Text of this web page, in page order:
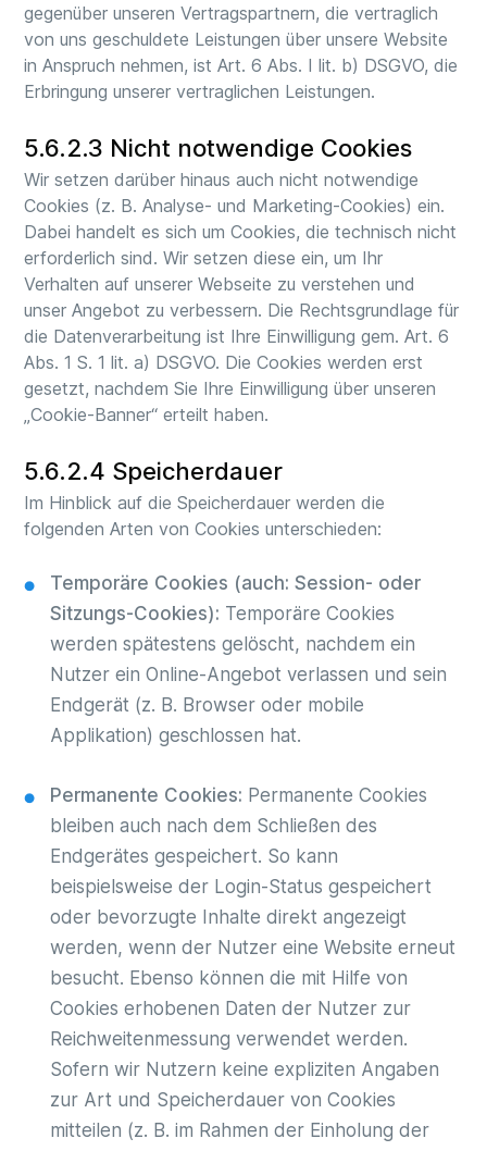
gegenüber unseren Vertragspartnern, die vertraglich
von uns geschuldete Leistungen über unsere Website
in Anspruch nehmen, ist Art. 6 Abs. I lit. b) DSGVO, die
Erbringung unserer vertraglichen Leistungen.
5.6.2.3 Nicht notwendige Cookies
Wir setzen darüber hinaus auch nicht notwendige
Cookies (z. B. Analyse- und Marketing-Cookies) ein.
Dabei handelt es sich um Cookies, die technisch nicht
erforderlich sind. Wir setzen diese ein, um Ihr
Verhalten auf unserer Webseite zu verstehen und
unser Angebot zu verbessern. Die Rechtsgrundlage für
die Datenverarbeitung ist Ihre Einwilligung gem. Art. 6
Abs. 1 S. 1 lit. a) DSGVO. Die Cookies werden erst
gesetzt, nachdem Sie Ihre Einwilligung über unseren
„Cookie-Banner“ erteilt haben.
5.6.2.4 Speicherdauer
Im Hinblick auf die Speicherdauer werden die
folgenden Arten von Cookies unterschieden:
Temporäre Cookies (auch: Session- oder
Sitzungs-Cookies): Temporäre Cookies
werden spätestens gelöscht, nachdem ein
Nutzer ein Online-Angebot verlassen und sein
Endgerät (z. B. Browser oder mobile
Applikation) geschlossen hat.
Permanente Cookies: Permanente Cookies
bleiben auch nach dem Schließen des
Endgerätes gespeichert. So kann
beispielsweise der Login-Status gespeichert
oder bevorzugte Inhalte direkt angezeigt
werden, wenn der Nutzer eine Website erneut
besucht. Ebenso können die mit Hilfe von
Cookies erhobenen Daten der Nutzer zur
Reichweitenmessung verwendet werden.
Sofern wir Nutzern keine expliziten Angaben
zur Art und Speicherdauer von Cookies
mitteilen (z. B. im Rahmen der Einholung der